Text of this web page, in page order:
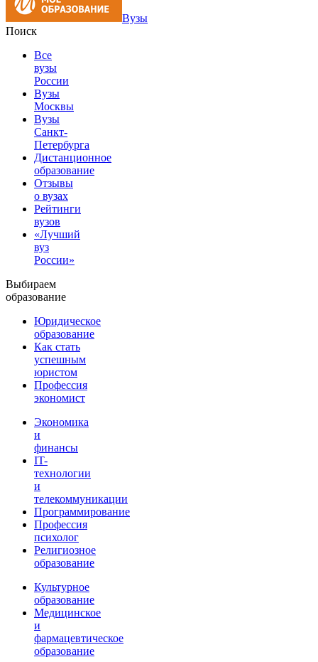
Вузы
Поиск
Все
вузы
России
Вузы
Москвы
Вузы
Санкт-
Петербурга
Дистанционное
образование
Отзывы
о вузах
Рейтинги
вузов
«Лучший
вуз
России»
Выбираем
образование
Юридическое
образование
Как стать
успешным
юристом
Профессия
экономист
Экономика
и
финансы
IT-
технологии
и
телекоммуникации
Программирование
Профессия
психолог
Религиозное
образование
Культурное
образование
Медицинское
и
фармацевтическое
образование